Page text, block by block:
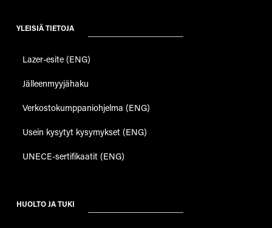
YLEISIÄ TIETOJA
Lazer-esite (ENG)
Jälleenmyyjähaku
Verkostokumppaniohjelma (ENG)
Usein kysytyt kysymykset (ENG)
UNECE-sertifikaatit (ENG)
HUOLTO JA TUKI